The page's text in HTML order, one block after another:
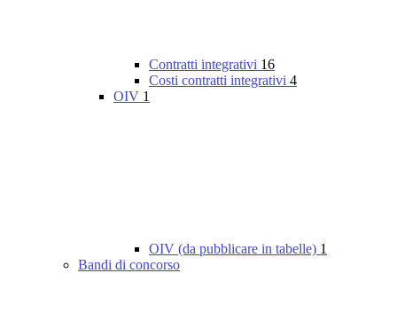
Contratti integrativi 16
Costi contratti integrativi 4
OIV 1
OIV (da pubblicare in tabelle) 1
Bandi di concorso